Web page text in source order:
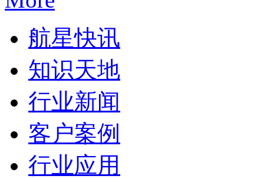
航星快讯
知识天地
行业新闻
客户案例
行业应用